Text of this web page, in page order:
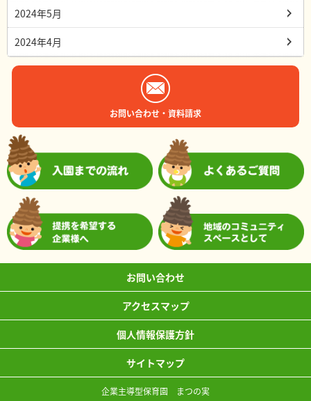
2024年5月
2024年4月
お問い合わせ・資料請求
お問い合わせ
アクセスマップ
個人情報保護方針
サイトマップ
企業主導型保育園 まつの実